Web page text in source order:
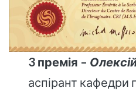
3 премія –
аспірант кафедри